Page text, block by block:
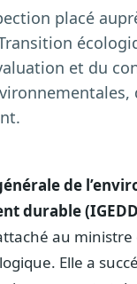
tableaux de bord
prises de position
consultants en lobbying
placé
et du
de
durable
au ministre
Elle a